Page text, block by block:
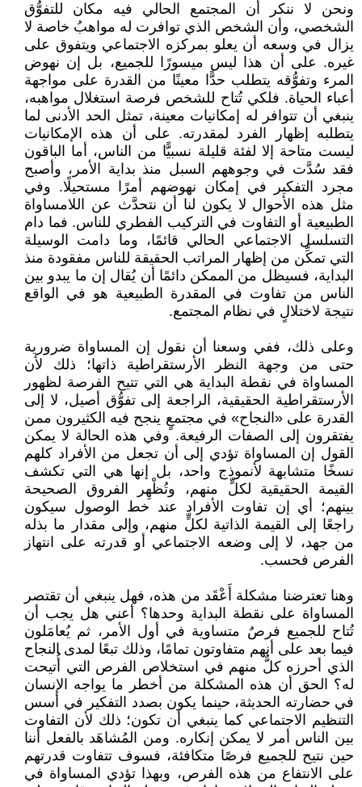
ونحن لا ننكر أن المجتمع الحالي فيه مكان للتفوُّق
الشخصي، وأن الشخص الذي توافرت له مواهبُ خاصة لا
يزال في وسعه أن يعلو بمركزه الاجتماعي ويتفوق على
غيره. على أن هذا ليس ميسورًا للجميع، بل إن نهوض
المرء وتفوُّقه يتطلب حدًّا معينًا من القدرة على مواجهة
أعباء الحياة. فلكي تُتاح للشخص فرصة استغلال مواهبه،
ينبغي أن تتوافر له إمكانيات معينة، تمثل الحد الأدنى لما
يتطلبه إظهار الفرد لمقدرته. على أن هذه الإمكانيات
ليست متاحة إلا لفئة قليلة نسبيًّا من الناس، أما الباقون
فقد سُدَّت في وجوههم السبل منذ بداية الأمر، وأصبح
مجرد التفكير في إمكان نهوضهم أمرًا مستحيلًا. وفي
مثل هذه الأحوال لا يكون لنا أن نتحدَّث عن اللامساواة
الطبيعية أو التفاوت في التركيب الفطري للناس. فما دام
التسلسل الاجتماعي الحالي قائمًا، وما دامت الوسيلة
التي تمكِّن من إظهار المراتب الحقيقة للناس مفقودة منذ
البداية، فسيظل من الممكن دائمًا أن يُقال إن ما يبدو بين
الناس من تفاوت في المقدرة الطبيعية هو في الواقع
نتيجة لاختلالٍ في نظام المجتمع.
وعلى ذلك، ففي وسعنا أن نقول إن المساواة ضرورية
حتى من وجهة النظر الأرستقراطية ذاتها؛ ذلك لأن
المساواة في نقطة البداية هي التي تتيح الفرصة لظهور
الأرستقراطية الحقيقية، الراجعة إلى تفوُّق أصيل، لا إلى
القدرة على «النجاح» في مجتمعٍ ينجح فيه الكثيرون ممن
يفتقرون إلى الصفات الرفيعة. وفي هذه الحالة لا يمكن
القول إن المساواة تؤدي إلى أن تجعل من الأفراد كلهم
نسخًا متشابهة لأنموذج واحد، بل إنها هي التي تكشف
القيمة الحقيقية لكلٍّ منهم، وتُظْهِر الفروق الصحيحة
بينهم؛ أي إن تفاوت الأفراد عند خط الوصول سيكون
راجعًا إلى القيمة الذاتية لكلٍّ منهم، وإلى مقدار ما بذله
من جهد، لا إلى وضعه الاجتماعي أو قدرته على انتهاز
الفرص فحسب.
وهنا تعترضنا مشكلة أَعْقَد من هذه، فهل ينبغي أن تقتصر
المساواة على نقطة البداية وحدها؟ أعني هل يجب أن
تُتاح للجميع فرصٌ متساوية في أول الأمر، ثم يُعامَلون
فيما بعد على أنهم متفاوتون تمامًا، وذلك تبعًا لمدى النجاح
الذي أحرزه كلٌّ منهم في استخلاص الفرص التي أُتيحت
له؟ الحق أن هذه المشكلة من أخطر ما يواجه الإنسان
في حضارته الحديثة، حينما يكون بصدد التفكير في أسس
التنظيم الاجتماعي كما ينبغي أن تكون؛ ذلك لأن التفاوت
بين الناس أمر لا يمكن إنكاره. ومن المُشاهَد بالفعل أننا
حين نتيح للجميع فرصًا متكافئة، فسوف تتفاوت قدرتهم
على الانتفاع من هذه الفرص، وبهذا تؤدي المساواة في